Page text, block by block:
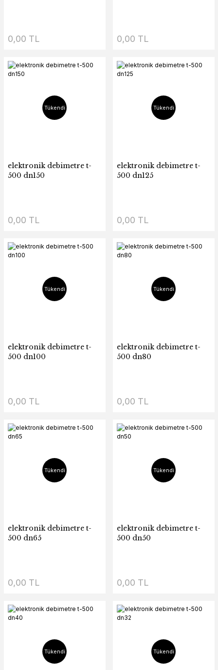
0,00 TL 0,00 TL
Tükendi
elektronik debimetre t-
500 dn150
0,00 TL
Tükendi
elektronik debimetre t-
500 dn125
0,00 TL
Tükendi
elektronik debimetre t-
500 dn100
0,00 TL
Tükendi
elektronik debimetre t-
500 dn80
0,00 TL
Tükendi
elektronik debimetre t-
500 dn65
0,00 TL
Tükendi
elektronik debimetre t-
500 dn50
0,00 TL
Tükendi Tükendi